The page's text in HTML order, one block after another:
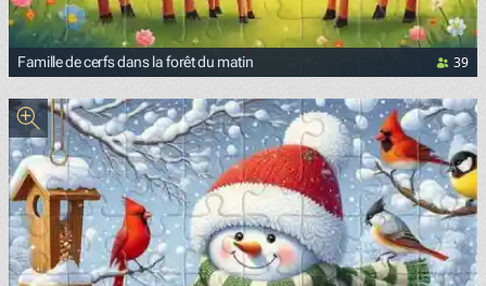
Famille de cerfs dans la forêt du matin 39